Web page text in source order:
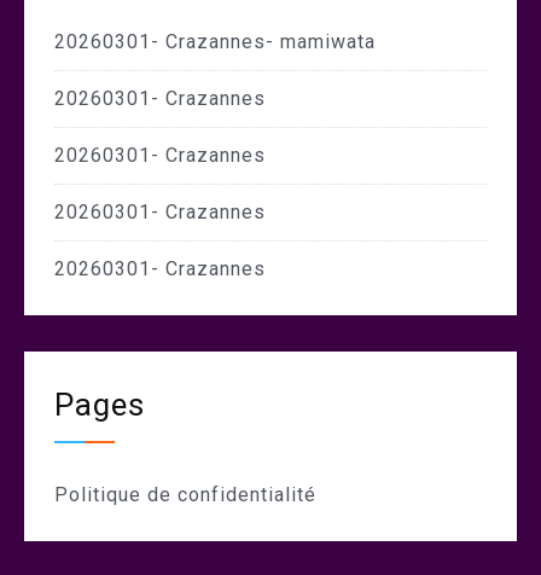
20260301- Crazannes- mamiwata
20260301- Crazannes
20260301- Crazannes
20260301- Crazannes
20260301- Crazannes
Pages
Politique de confidentialité